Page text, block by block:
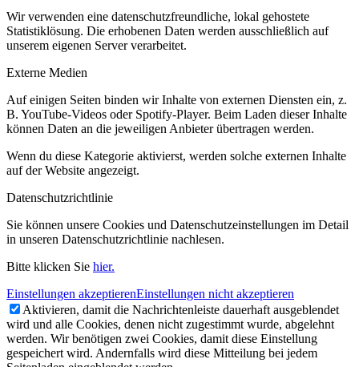
Wir verwenden eine datenschutzfreundliche, lokal gehostete
Statistiklösung. Die erhobenen Daten werden ausschließlich auf
unserem eigenen Server verarbeitet.
Externe Medien
Auf einigen Seiten binden wir Inhalte von externen Diensten ein, z.
B. YouTube-Videos oder Spotify-Player. Beim Laden dieser Inhalte
können Daten an die jeweiligen Anbieter übertragen werden.
Wenn du diese Kategorie aktivierst, werden solche externen Inhalte
auf der Website angezeigt.
Datenschutzrichtlinie
Sie können unsere Cookies und Datenschutzeinstellungen im Detail
in unseren Datenschutzrichtlinie nachlesen.
Bitte klicken Sie hier.
Einstellungen akzeptierenEinstellungen nicht akzeptieren
Aktivieren, damit die Nachrichtenleiste dauerhaft ausgeblendet
wird und alle Cookies, denen nicht zugestimmt wurde, abgelehnt
werden. Wir benötigen zwei Cookies, damit diese Einstellung
gespeichert wird. Andernfalls wird diese Mitteilung bei jedem